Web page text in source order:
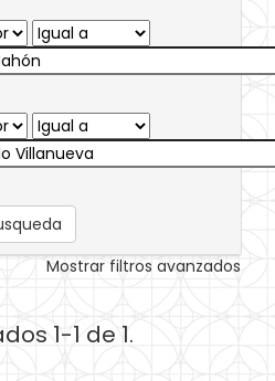
Mostrar filtros avanzados
1-1 de 1.